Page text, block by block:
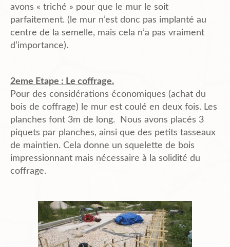
avons « triché » pour que le mur le soit
parfaitement. (le mur n’est donc pas implanté au
centre de la semelle, mais cela n’a pas vraiment
d’importance).
2eme Etape : Le coffrage.
Pour des considérations économiques (achat du
bois de coffrage) le mur est coulé en deux fois. Les
planches font 3m de long. Nous avons placés 3
piquets par planches, ainsi que des petits tasseaux
de maintien. Cela donne un squelette de bois
impressionnant mais nécessaire à la solidité du
coffrage.